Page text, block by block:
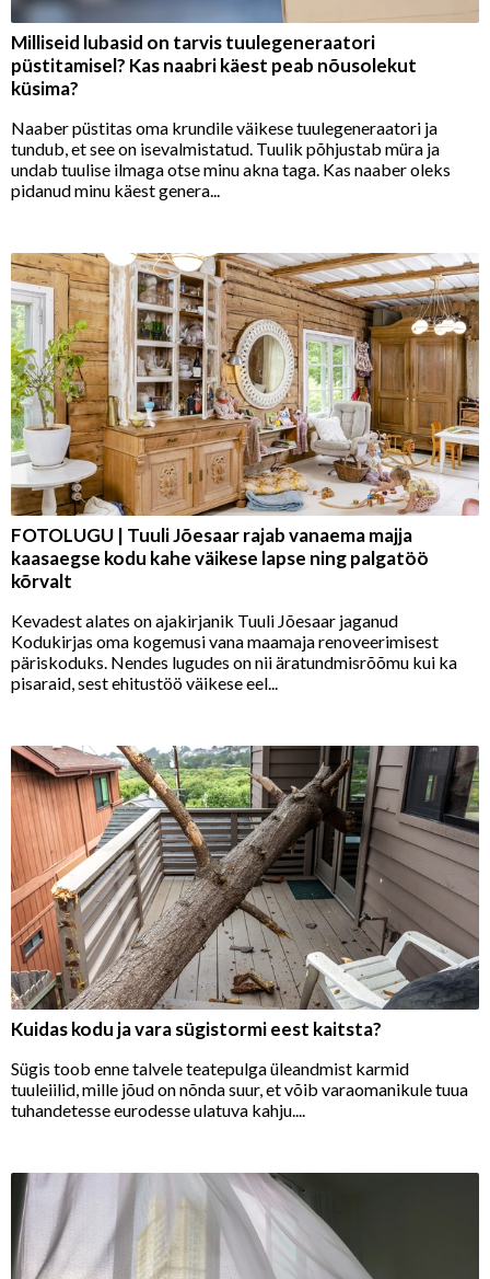
Milliseid lubasid on tarvis tuulegeneraatori
püstitamisel? Kas naabri käest peab nõusolekut
küsima?
Naaber püstitas oma krundile väikese tuulegeneraatori ja
tundub, et see on isevalmistatud. Tuulik põhjustab müra ja
undab tuulise ilmaga otse minu akna taga. Kas naaber oleks
pidanud minu käest genera...
FOTOLUGU | Tuuli Jõesaar rajab vanaema majja
kaasaegse kodu kahe väikese lapse ning palgatöö
kõrvalt
Kevadest alates on ajakirjanik Tuuli Jõesaar jaganud
Kodukirjas oma kogemusi vana maamaja renoveerimisest
päriskoduks. Nendes lugudes on nii äratundmisrõõmu kui ka
pisaraid, sest ehitustöö väikese eel...
Kuidas kodu ja vara sügistormi eest kaitsta?
Sügis toob enne talvele teatepulga üleandmist karmid
tuuleiilid, mille jõud on nõnda suur, et võib varaomanikule tuua
tuhandetesse eurodesse ulatuva kahju....